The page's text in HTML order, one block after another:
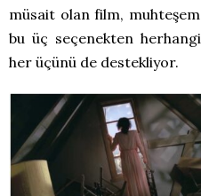
müsait olan film,
bu üç seçenekten
her üçünü de destekliyor.